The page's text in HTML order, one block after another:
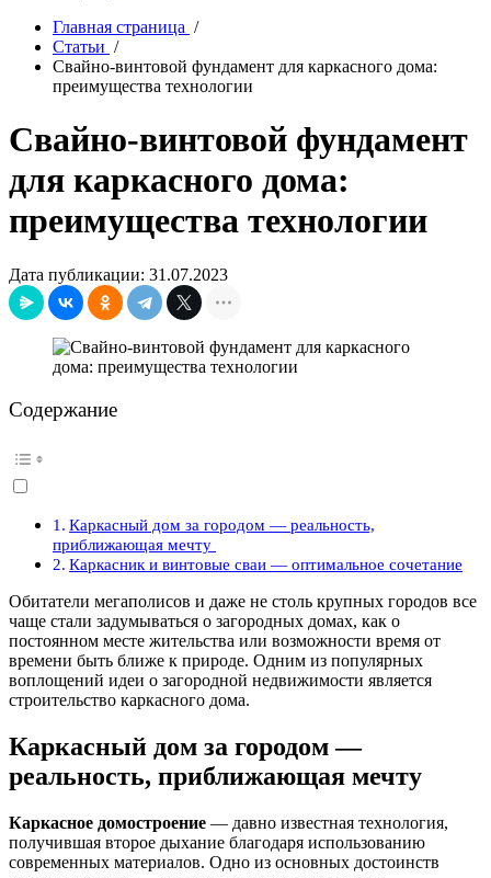
Главная страница /
Статьи /
Свайно-винтовой фундамент для каркасного дома:
преимущества технологии
Свайно-винтовой фундамент
для каркасного дома:
преимущества технологии
Дата публикации: 31.07.2023
Содержание
Каркасный дом за городом — реальность,
приближающая мечту
Каркасник и винтовые сваи — оптимальное сочетание
Обитатели мегаполисов и даже не столь крупных городов все
чаще стали задумываться о загородных домах, как о
постоянном месте жительства или возможности время от
времени быть ближе к природе. Одним из популярных
воплощений идеи о загородной недвижимости является
строительство каркасного дома.
Каркасный дом за городом —
реальность, приближающая мечту
Каркасное домостроение — давно известная технология,
получившая второе дыхание благодаря использованию
современных материалов. Одно из основных достоинств